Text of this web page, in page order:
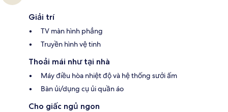
Giải trí
TV màn hình phẳng
Truyền hình vệ tinh
Thoải mái như tại nhà
Máy điều hòa nhiệt độ và hệ thống sưởi ấm
Bàn ủi/dụng cụ ủi quần áo
Cho giấc ngủ ngon